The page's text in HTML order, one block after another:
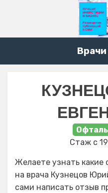
Стаж с
Желаете узнать
на врача Кузнецов
сами написать отзыв